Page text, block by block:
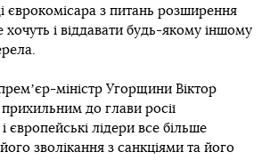
єврокомісара з питань розширення
і віддавати будь-якому іншому
міністр Угорщини Віктор
до глави росії
європейські лідери все більше
зволікання з санкціями та його